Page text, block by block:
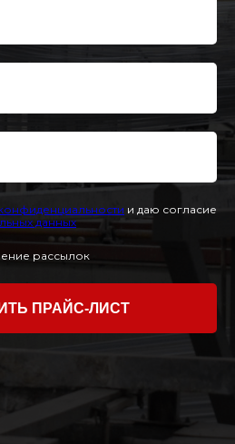
и и даю согласие
данных
рассылок
ПРАЙС-ЛИСТ